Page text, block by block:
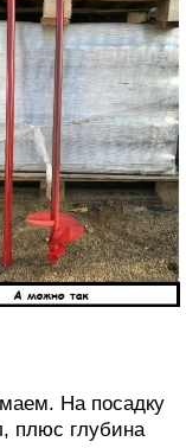
На посадку
плюс глубина